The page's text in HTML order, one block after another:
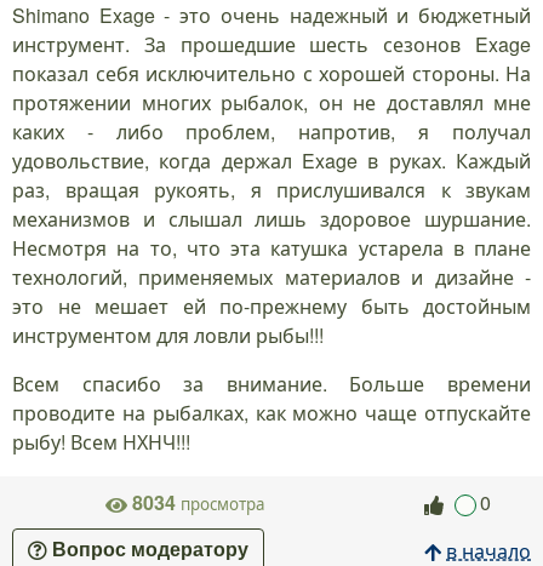
Shimano Exage - это очень надежный и бюджетный
инструмент. За прошедшие шесть сезонов Exage
показал себя исключительно с хорошей стороны. На
протяжении многих рыбалок, он не доставлял мне
каких - либо проблем, напротив, я получал
удовольствие, когда держал Exage в руках. Каждый
раз, вращая рукоять, я прислушивался к звукам
механизмов и слышал лишь здоровое шуршание.
Несмотря на то, что эта катушка устарела в плане
технологий, применяемых материалов и дизайне -
это не мешает ей по-прежнему быть достойным
инструментом для ловли рыбы!!!
Всем спасибо за внимание. Больше времени
проводите на рыбалках, как можно чаще отпускайте
рыбу! Всем НХНЧ!!!
8034 просмотра 0
Вопрос модератору в начало